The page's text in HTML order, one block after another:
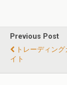
Previous Post
トレーディン
イト